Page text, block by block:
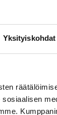
Yksityiskohdat
viestisi